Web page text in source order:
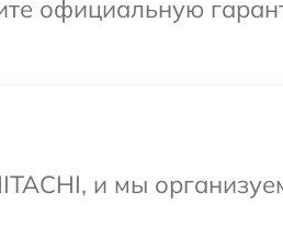
официальную
и мы